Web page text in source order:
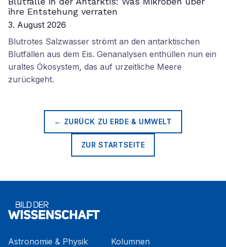
ihre Entstehung verraten
3. August 2026
Blutrotes Salzwasser strömt an den antarktischen
Blutfällen aus dem Eis. Genanalysen enthüllen nun ein
uraltes Ökosystem, das auf urzeitliche Meere
zurückgeht.
← ZURÜCK ZU ERDE & UMWELT
ZUR STARTSEITE
Astronomie & Physik
Kolumnen